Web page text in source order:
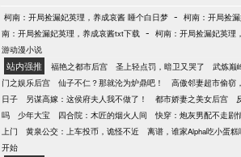
光，杀戮和死亡，在他手中
骸环绕之中，他终将登临神座
柯南：开局捡漏妃英理，养成哀酱 睡个白日梦 - 柯南：开局捡
南：开局捡漏妃英理，养成哀酱txt下载 - 柯南：开局捡漏妃英理
游动漫小说
站内强推 福艳之都市后宫 圣上轻点罚，暗卫又哭了 武炼巅
门之娱乐后宫
仙子不仁？那就沦为炉鼎吧！ 高傲邻妻超市偷窃
日子
另谋高嫁：这侯府夫人我不做了！ 都市娇妻之美女后宫
吗
少年大宝 四合院：木匠的烟火人间 快穿：炮灰男配不走剧
上门
黄泉公交：上车投币，诡怪不近 离谱，谁家Alpha吃小蛋糕
开始